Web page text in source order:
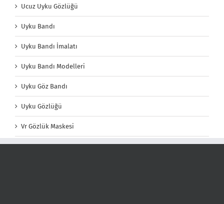
Ucuz Uyku Gözlüğü
Uyku Bandı
Uyku Bandı İmalatı
Uyku Bandı Modelleri
Uyku Göz Bandı
Uyku Gözlüğü
Vr Gözlük Maskesi